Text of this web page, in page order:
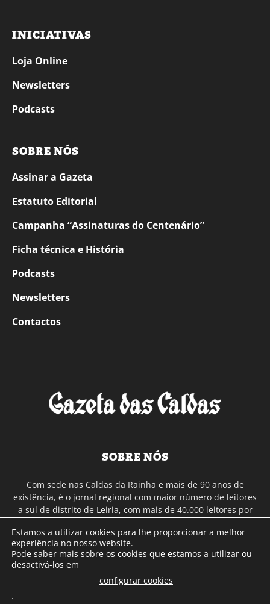
INICIATIVAS
Loja Online
Newsletters
Podcasts
SOBRE NÓS
Assinar a Gazeta
Estatuto Editorial
Campanha “Assinaturas do Centenário”
Ficha técnica e História
Podcasts
Newsletters
Contactos
SOBRE NÓS
Com sede nas Caldas da Rainha e mais de 90 anos de
existência, é o jornal regional com maior número de leitores
a sul de distrito de Leiria, com mais de 40.000 leitores por
Continental e assinatura online.
SIGA-NOS
Estamos a utilizar cookies para lhe proporcionar a melhor
experiência no nosso website.
Pode saber mais sobre os cookies que estamos a utilizar ou
desactivá-los em
configurar cookies
.